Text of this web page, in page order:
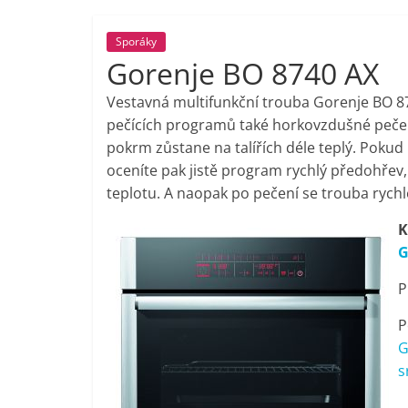
porovnání,
pračky,
televize,
notebooky,
mobilní
telefony,
bazény
Sporáky
Gorenje BO 8740 AX
Vestavná multifunkční trouba Gorenje BO
pečících programů také horkovzdušné
pokrm zůstane na talířích déle teplý.
oceníte pak jistě program rychlý
teplotu. A naopak po pečení se trouba